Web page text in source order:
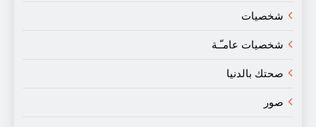
شخصيات
شخصيات عامـّـة
صحتك بالدنيا
صور